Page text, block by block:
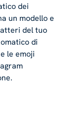
dei
un modello e
del tuo
di
le emoji